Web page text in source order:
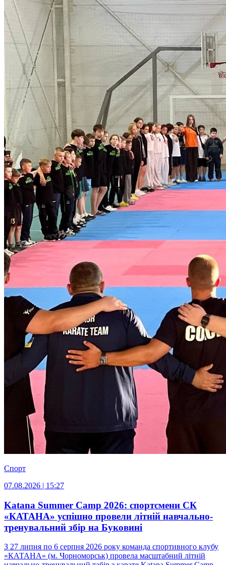
Спорт
07.08.2026 | 15:27
Katana Summer Camp 2026: спортсмени СК
«КАТАНА» успішно провели літній навчально-
тренувальний збір на Буковині
З 27 липня по 6 серпня 2026 року команда спортивного клубу
«КАТАНА» (м. Чорноморськ) провела масштабний літній